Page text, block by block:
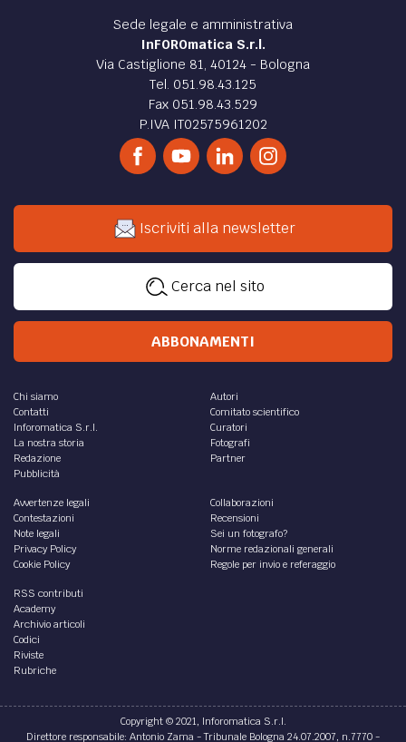
Sede legale e amministrativa
InFOROmatica S.r.l.
Via Castiglione 81, 40124 - Bologna
Tel. 051.98.43.125
Fax 051.98.43.529
P.IVA IT02575961202
Iscriviti alla newsletter
Cerca nel sito
ABBONAMENTI
Chi siamo
Contatti
Inforomatica S.r.l.
La nostra storia
Redazione
Pubblicità
Autori
Comitato scientifico
Curatori
Fotografi
Partner
Avvertenze legali
Contestazioni
Note legali
Privacy Policy
Cookie Policy
Collaborazioni
Recensioni
Sei un fotografo?
Norme redazionali generali
Regole per invio e referaggio
RSS contributi
Academy
Archivio articoli
Codici
Riviste
Rubriche
Copyright © 2021, Inforomatica S.r.l.
Direttore responsabile: Antonio Zama - Tribunale Bologna 24.07.2007, n.7770 -